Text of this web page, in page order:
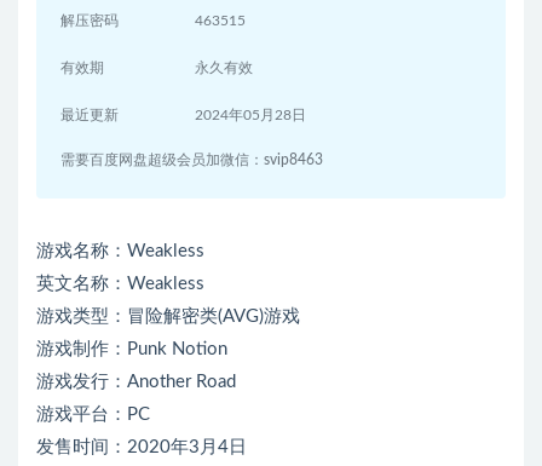
解压密码 463515
有效期 永久有效
最近更新 2024年05月28日
需要百度网盘超级会员加微信：svip8463
游戏名称：Weakless
英文名称：Weakless
游戏类型：冒险解密类(AVG)游戏
游戏制作：Punk Notion
游戏发行：Another Road
游戏平台：PC
发售时间：2020年3月4日